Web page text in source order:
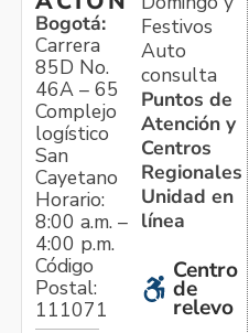
Bogotá:
Carrera
85D No.
46A – 65
Complejo
logístico
San
Cayetano
Horario:
8:00 a.m. –
4:00 p.m.
Código
Postal:
111071
Festivos
Auto
consulta
Puntos de
Atención y
Centros
Regionales
Unidad en
línea
Centro
de
relevo